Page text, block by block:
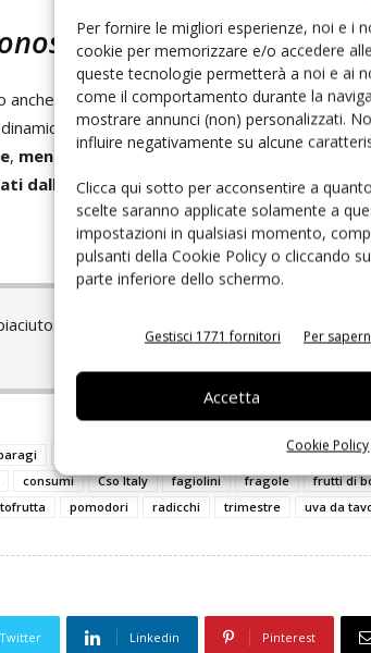
Per fornire le migliori esperienze, noi e i
cookie per memorizzare e/o accedere
queste tecnologie permetterà a noi e ai
come il comportamento durante la
mostrare annunci (non) personalizzati.
influire negativamente su alcune
Clicca qui sotto per acconsentire a
scelte saranno applicate solamente a
impostazioni in qualsiasi momento,
pulsanti della Cookie Policy o cliccando
parte inferiore dello schermo.
Gestisci 1771 fornitori Per
Accetta
Cookie Policy
il rallentamento
dal biologico, che mantiene una buona
A marzo gli acquisti bio restano
, mentre nel complesso del trimestre il
dalle famiglie italiane, quota record per
e vuoi rimanere sempre informato
biologico broccoli
consumi Cso Italy fagiolini fragole frutti di
pomodori radicchi trimestre uva da
Twitter Linkedin Pinterest